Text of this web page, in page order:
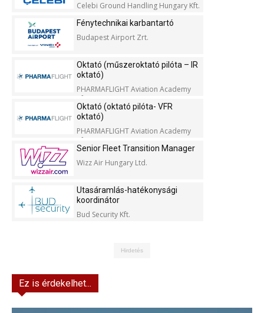
Celebi Ground Handling Hungary Kft.
Fénytechnikai karbantartó
Budapest Airport Zrt.
Oktató (műszeroktató pilóta – IR
oktató)
PHARMAFLIGHT Aviation Academy
Kft.
Oktató (oktató pilóta- VFR
oktató)
PHARMAFLIGHT Aviation Academy
Kft.
Senior Fleet Transition Manager
Wizz Air Hungary Ltd.
Utasáramlás-hatékonysági
koordinátor
Bud Security Kft.
Hirdetés
Ez is érdekelhet...